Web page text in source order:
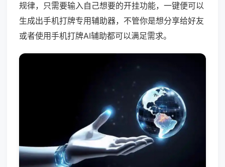
规律，只需要输入自己想要的开挂功能，一键便可以
生成出手机打牌专用辅助器，不管你是想分享给好友
或者使用手机打牌AI辅助都可以满足需求。